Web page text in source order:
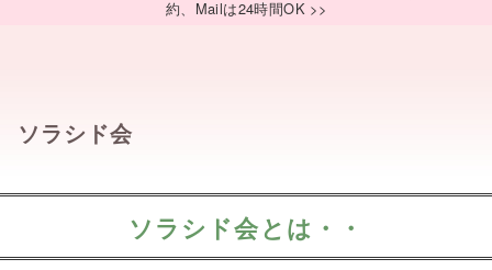
約、Mailは24時間OK >>
ソラシド会
ソラシド会とは・・